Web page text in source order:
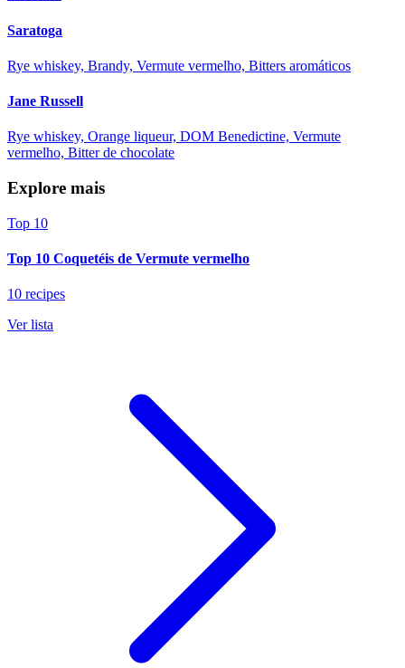
Saratoga
Rye whiskey, Brandy, Vermute vermelho, Bitters aromáticos
Jane Russell
Rye whiskey, Orange liqueur, DOM Benedictine, Vermute
vermelho, Bitter de chocolate
Explore mais
Top 10
Top 10 Coquetéis de Vermute vermelho
10 recipes
Ver lista